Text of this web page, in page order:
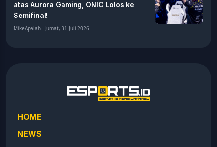
atas Aurora Gaming, ONIC Lolos ke
Semifinal!
MikeApalah - Jumat, 31 Juli 2026
HOME
NEWS